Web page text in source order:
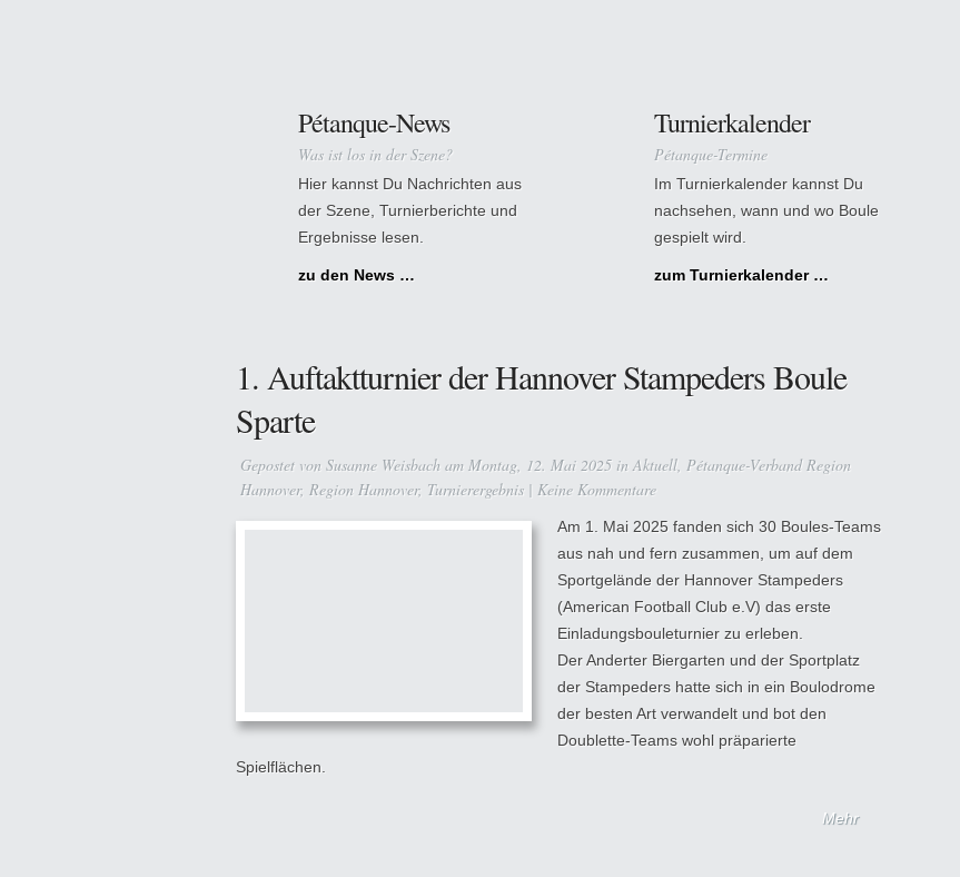
Pétanque-News
Was ist los in der Szene?
Hier kannst Du Nachrichten aus
der Szene, Turnierberichte und
Ergebnisse lesen.
zu den News …
Turnierkalender
Pétanque-Termine
Im Turnierkalender kannst Du
nachsehen, wann und wo Boule
gespielt wird.
zum Turnierkalender …
1. Auftaktturnier der Hannover Stampeders Boule
Sparte
Gepostet von Susanne Weisbach am Montag, 12. Mai 2025 in Aktuell, Pétanque-Verband Region
Hannover, Region Hannover, Turnierergebnis | Keine Kommentare
Am 1. Mai 2025 fanden sich 30 Boules-Teams
aus nah und fern zusammen, um auf dem
Sportgelände der Hannover Stampeders
(American Football Club e.V) das erste
Einladungsbouleturnier zu erleben.
Der Anderter Biergarten und der Sportplatz
der Stampeders hatte sich in ein Boulodrome
der besten Art verwandelt und bot den
Doublette-Teams wohl präparierte
Spielflächen.
Mehr